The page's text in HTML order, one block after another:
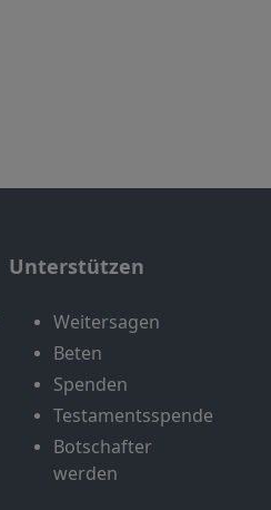
Unterstützen
Weitersagen
Beten
Spenden
Testamentsspende
Botschafter
werden